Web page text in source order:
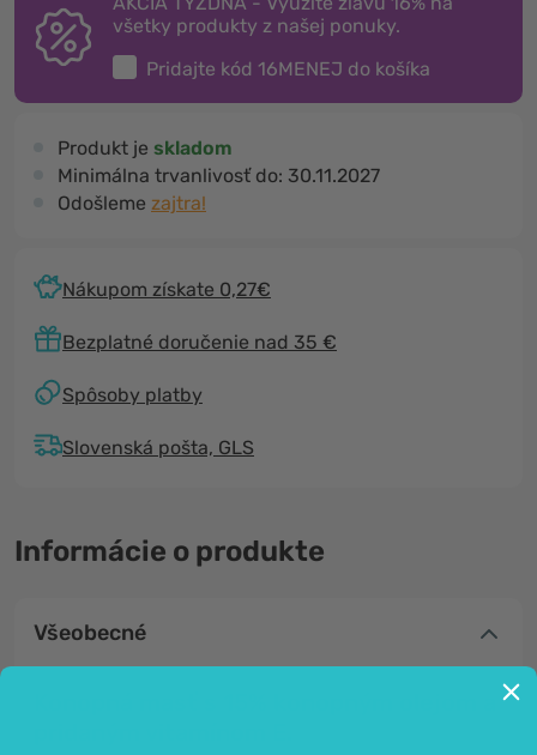
všetky produkty z našej ponuky.
Pridajte kód 16MENEJ do košíka
Produkt je skladom
Minimálna trvanlivosť do: 30.11.2027
Odošleme zajtra!
Nákupom získate 0,27€
Bezplatné doručenie nad 35 €
Spôsoby platby
Slovenská pošta, GLS
Informácie o produkte
Všeobecné